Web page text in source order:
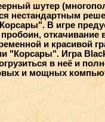
шутер
нестандартным
В игре
и красивой
Игра
в неё и
и мощных